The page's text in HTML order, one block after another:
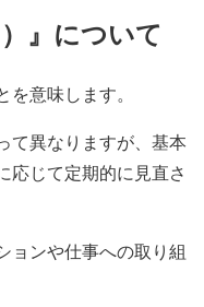
』について
意味します。
て異なりますが、基本
応じて定期的に見直さ
ョンや仕事への取り組